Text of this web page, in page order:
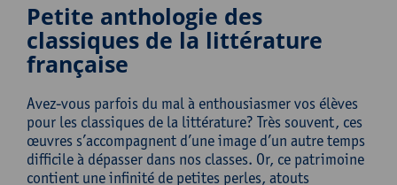
Petite anthologie des
classiques de la littérature
française
Avez-vous parfois du mal à enthousiasmer vos élèves
pour les classiques de la littérature? Très souvent, ces
œuvres s’accompagnent d’une image d’un autre temps
difficile à dépasser dans nos classes. Or, ce patrimoine
contient une infinité de petites perles, atouts